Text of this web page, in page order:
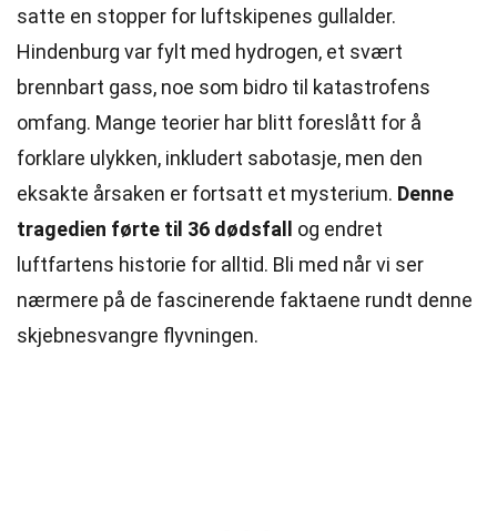
satte en stopper for luftskipenes gullalder.
Hindenburg var fylt med hydrogen, et svært
brennbart gass, noe som bidro til katastrofens
omfang. Mange teorier har blitt foreslått for å
forklare ulykken, inkludert sabotasje, men den
eksakte årsaken er fortsatt et mysterium. Denne
tragedien førte til 36 dødsfall
og endret
luftfartens historie for alltid. Bli med når vi ser
nærmere på de fascinerende faktaene rundt denne
skjebnesvangre flyvningen.